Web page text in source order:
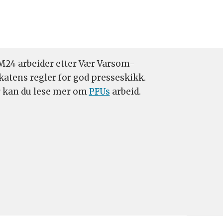
arbeider etter Vær Varsom-
regler for god presseskikk.
kan du lese mer omPFUs arbeid.